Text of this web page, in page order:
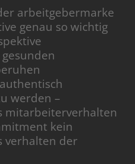
arbeitgebermarke
genau so wichtig
werden –
mitarbeiterverhalten
kein
verhalten der